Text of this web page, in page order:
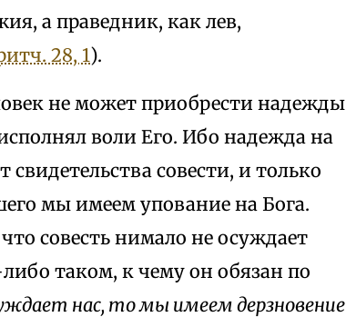
а праведник, как лев,
28, 1).
не может приобрести надежды
воли Его. Ибо надежда на
совести, и только
мы имеем упование на Бога.
совесть нимало не осуждает
таком, к чему он обязан по
нас, то мы имеем дерзновение